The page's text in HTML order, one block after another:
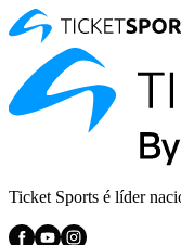
Ticket Sports é líder